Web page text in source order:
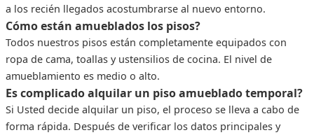
a los recién llegados acostumbrarse al nuevo entorno.
Cómo están amueblados los pisos?
Todos nuestros pisos están completamente equipados con
ropa de cama, toallas y ustensilios de cocina. El nivel de
amueblamiento es medio o alto.
Es complicado alquilar un piso amueblado temporal?
Si Usted decide alquilar un piso, el proceso se lleva a cabo de
forma rápida. Después de verificar los datos principales y